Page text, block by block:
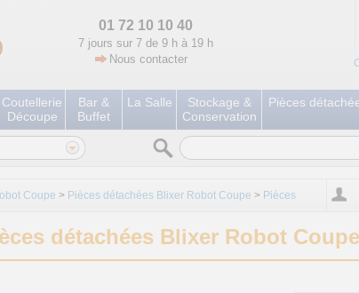
01 72 10 10 40
7 jours sur 7 de 9 h à 19 h
Nous contacter
Coutellerie
Découpe
Bar &
Buffet
La Salle
Stockage &
Conservation
Pièces
Coupe > Pièces détachées Blixer Robot Coupe > Pièces
détachées Blixer Robot